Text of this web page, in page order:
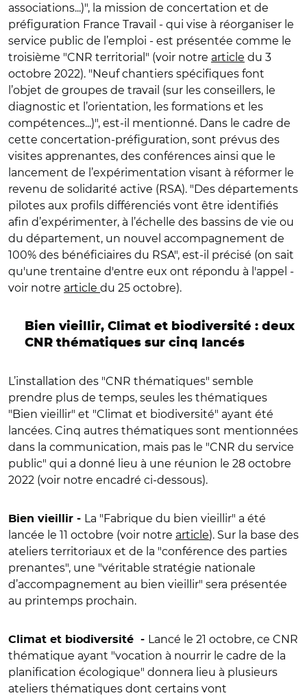
associations...)", la mission de concertation et de
préfiguration France Travail - qui vise à réorganiser le
service public de l’emploi - est présentée comme le
troisième "CNR territorial " (voir notre article du 3
octobre 2022). "Neuf chantiers spécifiques font
l’objet de groupes de travail (sur les conseillers, le
diagnostic et l’orientation, les formations et les
compétences...)", est-il mentionné. Dans le cadre de
cette concertation-préfiguration, sont prévus des
visites apprenantes, des conférences ainsi que le
lancement de l’expérimentation visant à réformer le
revenu de solidarité active (RSA). "Des départements
pilotes aux profils différenciés vont être identifiés
afin d’expérimenter, à l’échelle des bassins de vie ou
du département, un nouvel accompagnement de
100% des bénéficiaires du RSA", est-il précisé (on sait
qu'une trentaine d'entre eux ont répondu à l'appel -
voir notre article du 25 octobre).
Bien vieillir, Climat et biodiversité : deux
CNR thématiques sur cinq lancés
L’installation des "CNR thématiques" semble
prendre plus de temps, seules les thématiques
"Bien vieillir" et "Climat et biodiversité" ayant été
lancées. Cinq autres thématiques sont mentionnées
dans la communication, mais pas le "CNR du service
public" qui a donné lieu à une réunion le 28 octobre
2022 (voir notre encadré ci-dessous).
Bien vieillir - La "Fabrique du bien vieillir" a été
lancée le 11 octobre (voir notre article). Sur la base des
ateliers territoriaux et de la "conférence des parties
prenantes", une "véritable stratégie nationale
d’accompagnement au bien vieillir" sera présentée
au printemps prochain.
Climat et biodiversité - Lancé le 21 octobre, ce CNR
thématique ayant "vocation à nourrir le cadre de la
planification écologique" donnera lieu à plusieurs
ateliers thématiques dont certains vont